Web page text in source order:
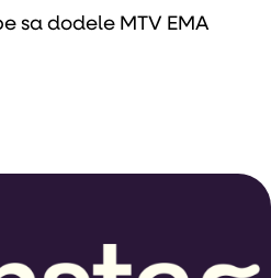
sa dodele MTV EMA